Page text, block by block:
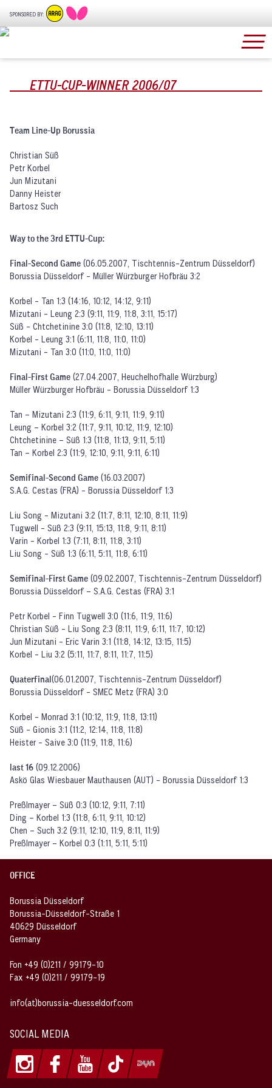
SPONSORED BY:
ETTU-CUP-WINNER 2006/07
Team Line-Up Borussia
Christian Süß
Petr Korbel
Jun Mizutani
Danny Heister
Bartosz Such
Way to the 3rd ETTU-Cup:
Final-Second Game (06.05.2007, Tischtennis-Zentrum Düsseldorf)
Borussia Düsseldorf - Müller Würzburger Hofbräu 3:2
Korbel - Tan 1:3 (14:16, 10:12, 14:12, 9:11)
Mizutani - Leung 2:3 (9:11, 11:9, 11:8, 3:11, 15:17)
Süß - Chtchetinine 3:0 (11:8, 12:10, 13:11)
Korbel - Leung 3:1 (6:11, 11:8, 11:0, 11:0)
Mizutani - Tan 3:0 (11:0, 11:0, 11:0)
Final-First Game (27.04.2007, Heuchelhofhalle Würzburg)
Müller Würzburger Hofbräu - Borussia Düsseldorf 1:3
Tan – Mizutani 2:3 (11:9, 6:11, 9:11, 11:9, 9:11)
Leung – Korbel 3:2 (11:7, 9:11, 10:12, 11:9, 12:10)
Chtchetinine – Süß 1:3 (11:8, 11:13, 9:11, 5:11)
Tan – Korbel 2:3 (11:9, 12:10, 9:11, 9:11, 6:11)
Semifinal-Second Game (16.03.2007)
S.A.G. Cestas (FRA) - Borussia Düsseldorf 1:3
Liu Song - Mizutani 3:2 (11:7, 8:11, 12:10, 8:11, 11:9)
Tugwell - Süß 2:3 (9:11, 15:13, 11:8, 9:11, 8:11)
Varin - Korbel 1:3 (7:11, 8:11, 11:8, 3:11)
Liu Song - Süß 1:3 (6:11, 5:11, 11:8, 6:11)
Semifinal-First Game (09.02.2007, Tischtennis-Zentrum Düsseldorf)
Borussia Düsseldorf – S.A.G. Cestas (FRA) 3:1
Petr Korbel - Finn Tugwell 3:0 (11:6, 11:9, 11:6)
Christian Süß - Liu Song 2:3 (8:11, 11:9, 6:11, 11:7, 10:12)
Jun Mizutani - Eric Varin 3:1 (11:8, 14:12, 13:15, 11:5)
Korbel - Liu 3:2 (5:11, 11:7, 8:11, 11:7, 11:5)
Quaterfinal(06.01.2007, Tischtennis-Zentrum Düsseldorf)
Borussia Düsseldorf - SMEC Metz (FRA) 3:0
Korbel - Monrad 3:1 (10:12, 11:9, 11:8, 13:11)
Süß - Gionis 3:1 (11:2, 12:14, 11:8, 11:8)
Heister - Saive 3:0 (11:9, 11:8, 11:6)
last 16 (09.12.2006)
Askö Glas Wiesbauer Mauthausen (AUT) - Borussia Düsseldorf 1:3
Preßlmayer – Süß 0:3 (10:12, 9:11, 7:11)
Ding – Korbel 1:3 (11:8, 6:11, 9:11, 10:12)
Chen – Such 3:2 (9:11, 12:10, 11:9, 8:11, 11:9)
Preßlmayer – Korbel 0:3 (1:11, 5:11, 5:11)
OFFICE
Borussia Düsseldorf
Borussia-Düsseldorf-Straße 1
40629 Düsseldorf
Germany
Fon +49 (0)211 / 99179-10
Fax +49 (0)211 / 99179-19
info(at)borussia-duesseldorf.com
SOCIAL MEDIA